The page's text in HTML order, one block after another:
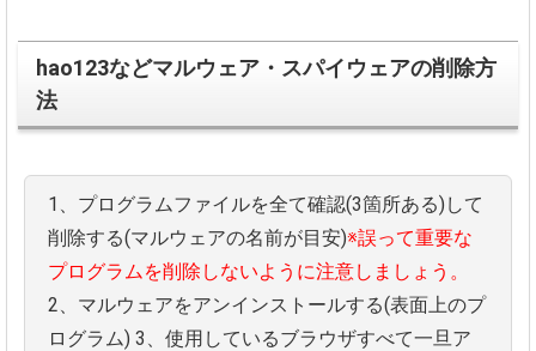
hao123などマルウェア・スパイウェアの削除方
法
1、プログラムファイルを全て確認(3箇所ある)して
削除する(マルウェアの名前が目安)※誤って重要な
プログラムを削除しないように注意しましょう。
2、マルウェアをアンインストールする(表面上のプ
ログラム) 3、 使用しているブラウザすべて一旦ア